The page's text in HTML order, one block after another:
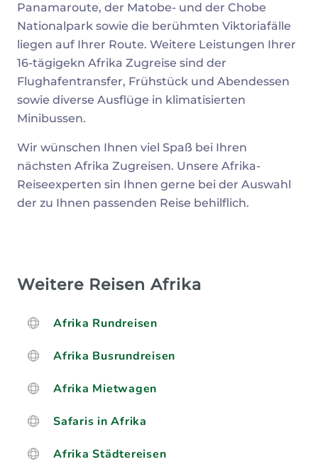
Panamaroute, der Matobe- und der Chobe
Nationalpark sowie die berühmten Viktoriafälle
liegen auf Ihrer Route. Weitere Leistungen Ihrer
16-tägigekn Afrika Zugreise sind der
Flughafentransfer, Frühstück und Abendessen
sowie diverse Ausflüge in klimatisierten
Minibussen.
Wir wünschen Ihnen viel Spaß bei Ihren
nächsten Afrika Zugreisen. Unsere Afrika-
Reiseexperten sin Ihnen gerne bei der Auswahl
der zu Ihnen passenden Reise behilflich.
Weitere Reisen Afrika
Afrika Rundreisen
Afrika Busrundreisen
Afrika Mietwagen
Safaris in Afrika
Afrika Städtereisen